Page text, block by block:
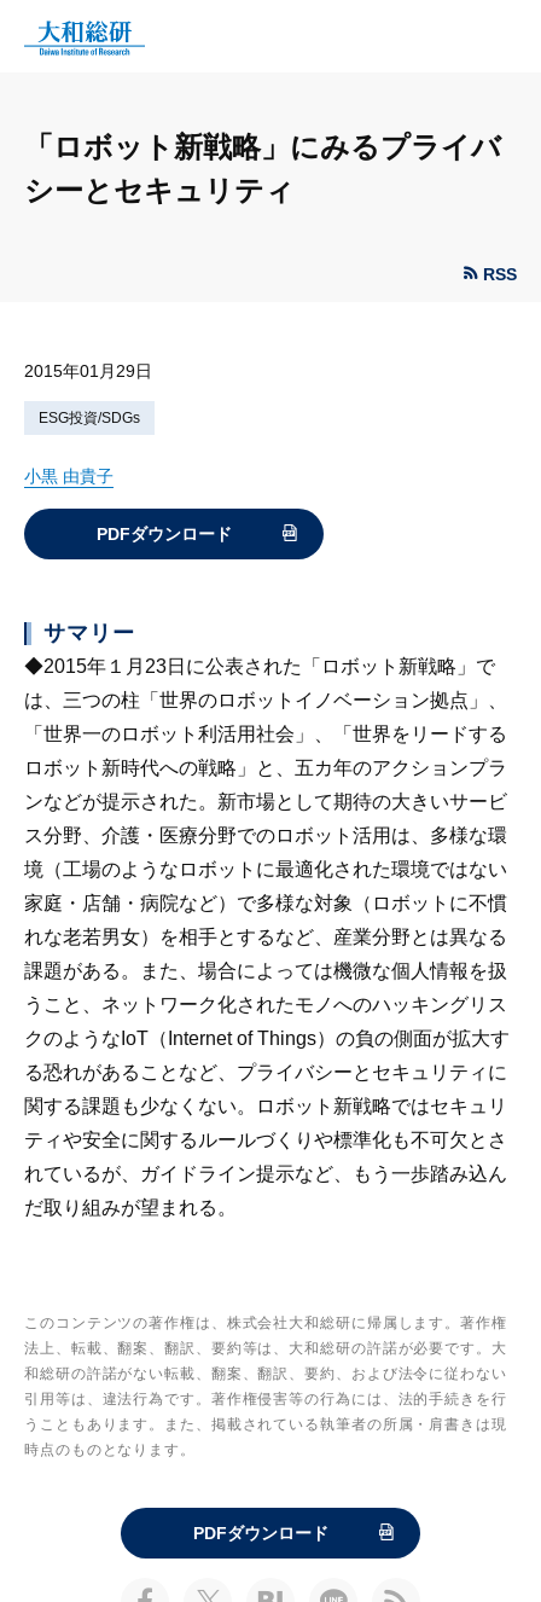
「ロボット新戦略」にみるプライバ
シーとセキュリティ
RSS
2015年01月29日
ESG投資/SDGs
小黒 由貴子
PDFダウンロード
サマリー
◆2015年１月23日に公表された「ロボット新戦略」で
は、三つの柱「世界のロボットイノベーション拠点」、
「世界一のロボット利活用社会」、「世界をリードする
ロボット新時代への戦略」と、五カ年のアクションプラ
ンなどが提示された。新市場として期待の大きいサービ
ス分野、介護・医療分野でのロボット活用は、多様な環
境（工場のようなロボットに最適化された環境ではない
家庭・店舗・病院など）で多様な対象（ロボットに不慣
れな老若男女）を相手とするなど、産業分野とは異なる
課題がある。また、場合によっては機微な個人情報を扱
うこと、ネットワーク化されたモノへのハッキングリス
クのようなIoT（Internet of Things）の負の側面が拡大す
る恐れがあることなど、プライバシーとセキュリティに
関する課題も少なくない。ロボット新戦略ではセキュリ
ティや安全に関するルールづくりや標準化も不可欠とさ
れているが、ガイドライン提示など、もう一歩踏み込ん
だ取り組みが望まれる。
このコンテンツの著作権は、株式会社大和総研に帰属します。著作権
法上、転載、翻案、翻訳、要約等は、大和総研の許諾が必要です。大
和総研の許諾がない転載、翻案、翻訳、要約、および法令に従わない
引用等は、違法行為です。著作権侵害等の行為には、法的手続きを行
うこともあります。また、掲載されている執筆者の所属・肩書きは現
時点のものとなります。
PDFダウンロード